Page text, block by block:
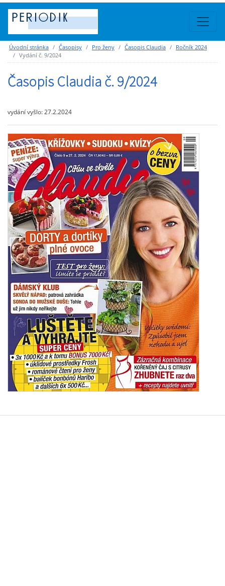
Úvodní stránka Časopisy Pro ženy Časopis Claudia
Ročník 2024
Vydání č. 9/2024
Časopis Claudia č. 9/2024
vydání vyšlo: 27.2.2024